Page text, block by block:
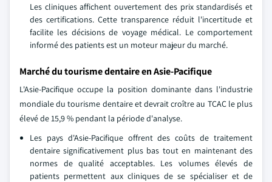
Les cliniques affichent ouvertement des prix standardisés et
des certifications. Cette transparence réduit l'incertitude et
facilite les décisions de voyage médical. Le comportement
informé des patients est un moteur majeur du marché.
Marché du tourisme dentaire en Asie-Pacifique
L'Asie-Pacifique occupe la position dominante dans l'industrie
mondiale du tourisme dentaire et devrait croître au TCAC le plus
élevé de 15,9 % pendant la période d'analyse.
Les pays d'Asie-Pacifique offrent des coûts de traitement
dentaire significativement plus bas tout en maintenant des
normes de qualité acceptables. Les volumes élevés de
patients permettent aux cliniques de se spécialiser et de